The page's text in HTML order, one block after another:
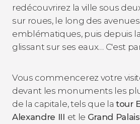
redécouvrirez la ville sous
sur roues, le long des
emblématiques, puis depuis
glissant sur ses eaux… C'est
Vous commencerez votre
devant les monuments les
de la capitale, tels que latour
Alexandre III et le Grand Palais